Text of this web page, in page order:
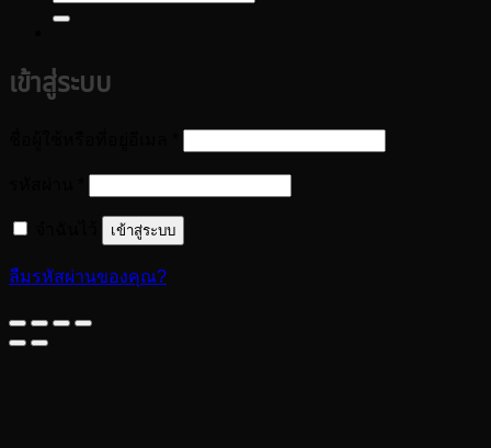
เข้าสู่ระบบ
เข้าสู่ระบบ
ลืมรหัสผ่านของคุณ?